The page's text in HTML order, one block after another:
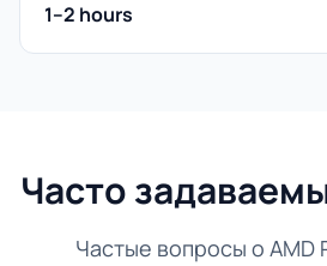
1–2 hours
Часто
Частые вопросы о AMD